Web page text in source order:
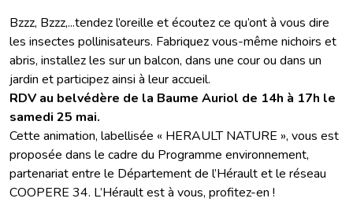
Bzzz, Bzzz,...tendez l’oreille et écoutez ce qu’ont à vous dire
les insectes pollinisateurs. Fabriquez vous-même nichoirs et
abris, installez les sur un balcon, dans une cour ou dans un
jardin et participez ainsi à leur accueil.
RDV au belvédère de la Baume Auriol de 14h à 17h le
samedi 25 mai.
Cette animation, labellisée « HERAULT NATURE », vous est
proposée dans le cadre du Programme environnement,
partenariat entre le Département de l’Hérault et le réseau
COOPERE 34. L’Hérault est à vous, profitez-en !